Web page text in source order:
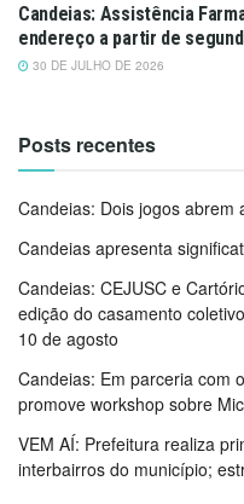
Candeias: Assistência
endereço a partir de
30 DE JULHO DE 2026
Posts recentes
Candeias: Dois jogos abrem
Candeias apresenta
Candeias: CEJUSC e
edição do casamento
10 de agosto
Candeias: Em parceria com
promove workshop sobre
VEM AÍ: Prefeitura realiza
interbairros do município;